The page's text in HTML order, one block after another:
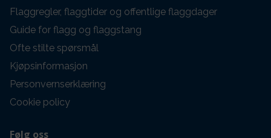
Flaggregler, flaggtider og offentlige flaggdager
Guide for flagg og flaggstang
Ofte stilte spørsmål
Kjøpsinformasjon
Personvernserklæring
Cookie policy
Følg oss